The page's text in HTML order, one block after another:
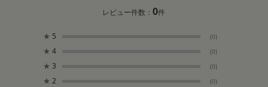
レビュー件数：0件
★ 5 (0)
★ 4 (0)
★ 3 (0)
★ 2 (0)